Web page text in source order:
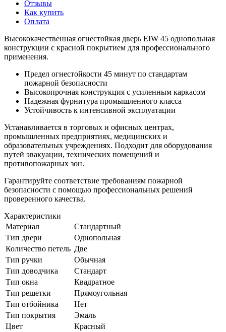
Отзывы
Как купить
Оплата
Высококачественная огнестойкая дверь EIW 45 однопольная
конструкции с красной покрытием для профессионального
применения.
Предел огнестойкости 45 минут по стандартам
пожарной безопасности
Высокопрочная конструкция с усиленным каркасом
Надежная фурнитура промышленного класса
Устойчивость к интенсивной эксплуатации
Устанавливается в торговых и офисных центрах,
промышленных предприятиях, медицинских и
образовательных учреждениях. Подходит для оборудования
путей эвакуации, технических помещений и
противопожарных зон.
Гарантируйте соответствие требованиям пожарной
безопасности с помощью профессиональных решений
проверенного качества.
Характеристики
Материал
Стандартный
Тип двери
Однопольная
Количество петель Две
Тип ручки
Обычная
Тип доводчика
Стандарт
Тип окна
Квадратное
Тип решетки
Прямоугольная
Тип отбойника
Нет
Тип покрытия
Эмаль
Цвет
Красный